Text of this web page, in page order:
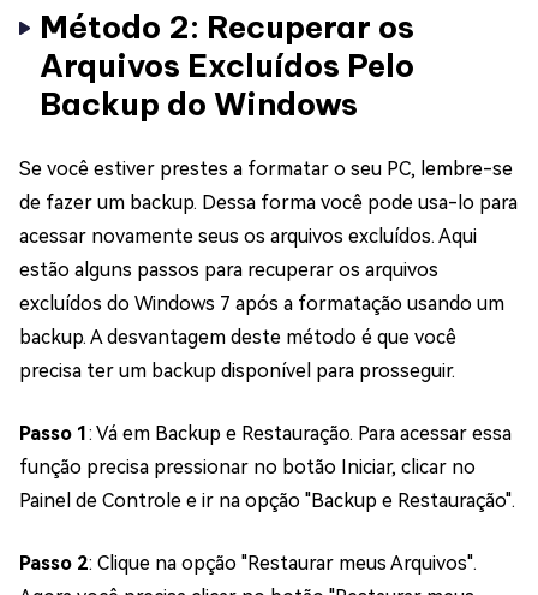
Método 2: Recuperar os
Arquivos Excluídos Pelo
Backup do Windows
Se você estiver prestes a formatar o seu PC, lembre-se
de fazer um backup. Dessa forma você pode usa-lo para
acessar novamente seus os arquivos excluídos. Aqui
estão alguns passos para recuperar os arquivos
excluídos do Windows 7 após a formatação usando um
backup. A desvantagem deste método é que você
precisa ter um backup disponível para prosseguir.
Passo 1: Vá em Backup e Restauração. Para acessar essa
função precisa pressionar no botão Iniciar, clicar no
Painel de Controle e ir na opção "Backup e Restauração".
Passo 2: Clique na opção "Restaurar meus Arquivos".